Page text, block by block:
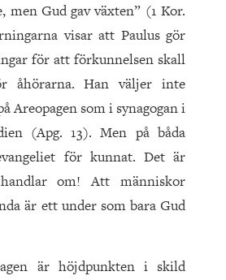
men Gud gav växten” (1 Kor.
visar att Paulus gör
för att förkunnelsen skall
åhörarna. Han väljer inte
Areopagen som i synagogan i
(Apg. 13). Men på båda
för kunnat. Det är
om! Att människor
är ett under som bara Gud
är höjdpunkten i skild